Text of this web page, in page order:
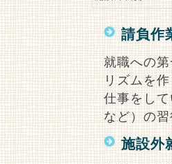
請負作
就職への
リズムを
仕事をし
など）の
施設外